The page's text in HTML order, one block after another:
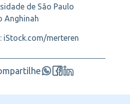
de São Paulo
Anghinah
iStock.com/merteren